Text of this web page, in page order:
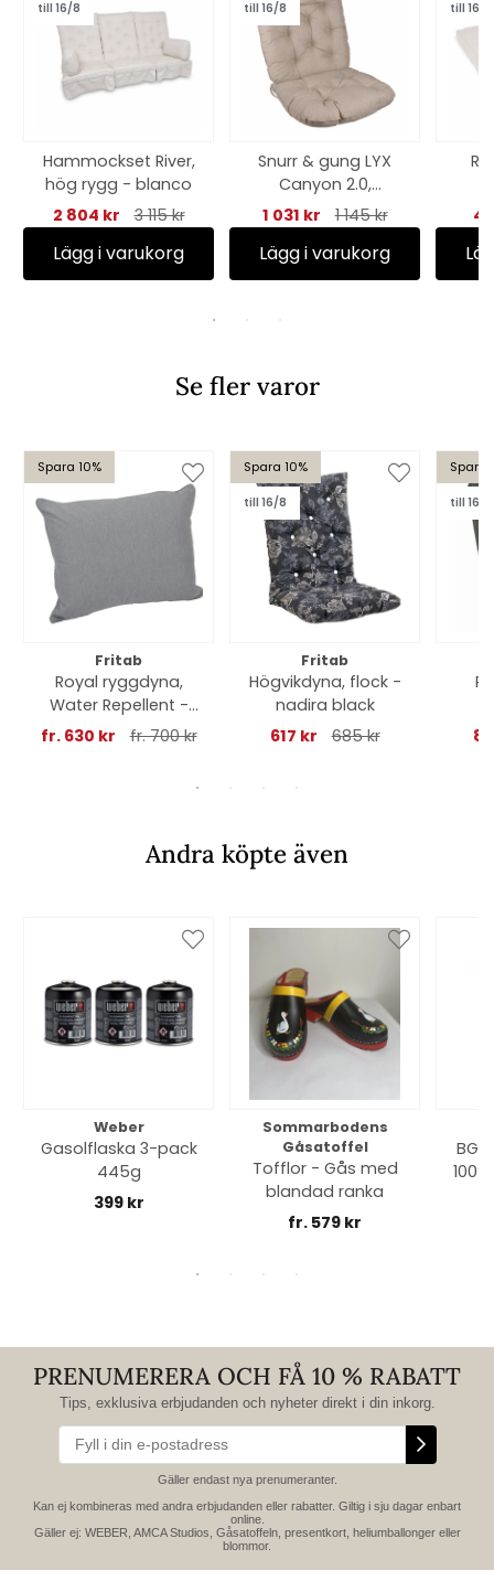
till 16/8
Hammockset River,
hög rygg - blanco
2 804 kr
3 115 kr
Lägg i varukorg
till 16/8
Snurr & gung LYX
Canyon 2.0,
nackkudde - ecru
1 031 kr 1 145 kr
Lägg i varukorg
till 16/8
Se fler varor
Spara 10%
Fritab
Royal ryggdyna,
Water Repellent -
cement
fr. 630 kr fr. 700 kr
Spara 10%
till 16/8
Fritab
Högvikdyna, flock -
nadira black
617 kr
685 kr
Spara
till 16/8
Andra köpte även
Weber
Gasolflaska 3-pack
445g
399 kr
Sommarbodens
Gåsatoffel
Tofflor - Gås med
blandad ranka
fr. 579 kr
PRENUMERERA OCH FÅ 10 % RABATT
Tips, exklusiva erbjudanden och nyheter direkt i din inkorg.
Gäller endast nya prenumeranter.
Kan ej kombineras med andra erbjudanden eller rabatter. Giltig i sju dagar enbart
online.
Gäller ej: WEBER, AMCA Studios, Gåsatoffeln, presentkort, heliumballonger eller
blommor.